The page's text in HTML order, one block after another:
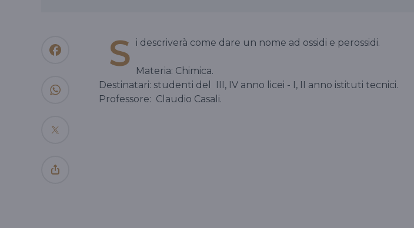
S i descriverà come dare un nome ad ossidi e perossidi.
Materia: Chimica.
Destinatari: studenti del
III, IV anno licei - I, II anno istituti tecnici.
Professore: Claudio Casali.